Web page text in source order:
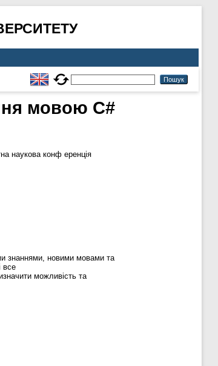
мовою C#
наукова конф еренція
знаннями, новими мовами та
все
можливість та